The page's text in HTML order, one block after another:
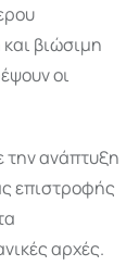
βιώσιμη
οι
την ανάπτυξη
επιστροφής
αρχές.